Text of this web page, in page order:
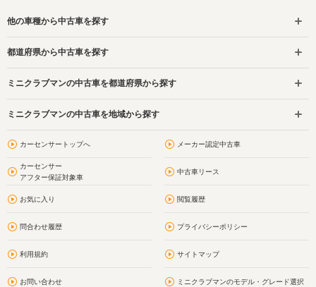
他の車種から中古車を探す
都道府県から中古車を探す
ミニクラブマンの中古車を都道府県から探す
ミニクラブマンの中古車を地域から探す
カーセンサートップへ メーカー認定中古車
カーセンサー
アフター保証対象車
中古車リース
お気に入り 閲覧履歴
問合わせ履歴 プライバシーポリシー
利用規約 サイトマップ
お問い合わせ ミニクラブマンのモデル・グレード選択